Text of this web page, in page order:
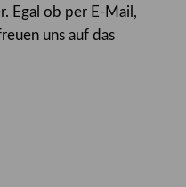
Egal ob per E-Mail,
uns auf das